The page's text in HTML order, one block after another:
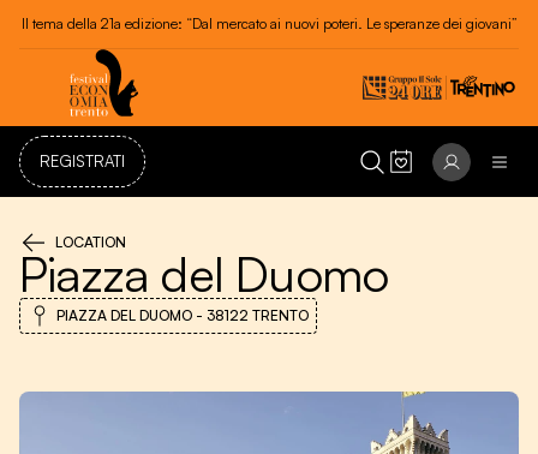
Il tema della 21a edizione: “Dal mercato ai nuovi poteri. Le speranze dei giovani”
REGISTRATI
LOCATION
Piazza del Duomo
PIAZZA DEL DUOMO - 38122 TRENTO